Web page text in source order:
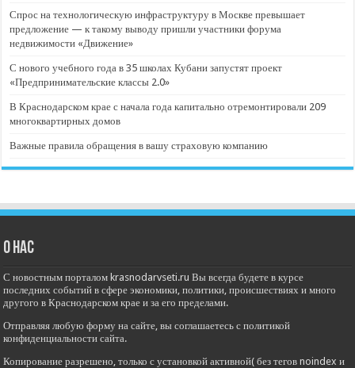
Спрос на технологическую инфраструктуру в Москве превышает
предложение — к такому выводу пришли участники форума
недвижимости «Движение»
С нового учебного года в 35 школах Кубани запустят проект
«Предпринимательские классы 2.0»
В Краснодарском крае с начала года капитально отремонтировали 209
многоквартирных домов
Важные правила обращения в вашу страховую компанию
О нас
С новостным порталом krasnodarvseti.ru Вы всегда будете в курсе
последних событий в сфере экономики, политики, происшествиях и много
другого в Краснодарском крае и за его пределами.
Отправляя любую форму на сайте, вы соглашаетесь с политикой
конфиденциальности сайта.
Копирование разрешено, только с установкой активной( без тегов noindex и